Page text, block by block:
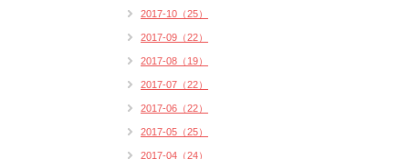
2017-10（25）
2017-09（22）
2017-08（19）
2017-07（22）
2017-06（22）
2017-05（25）
2017-04（24）